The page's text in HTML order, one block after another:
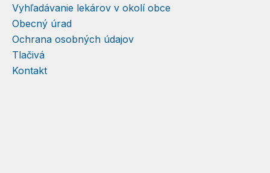
Vyhľadávanie lekárov v okolí obce
Obecný úrad
Ochrana osobných údajov
Tlačivá
Kontakt